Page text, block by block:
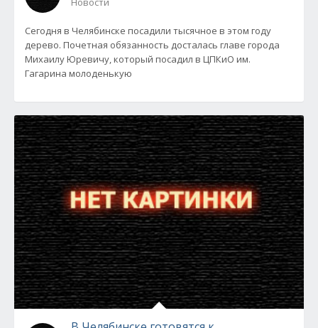
Сегодня в Челябинске посадили тысячное в этом году
дерево. Почетная обязанность досталась главе города
Михаилу Юревичу, который посадил в ЦПКиО им.
Гагарина молоденькую